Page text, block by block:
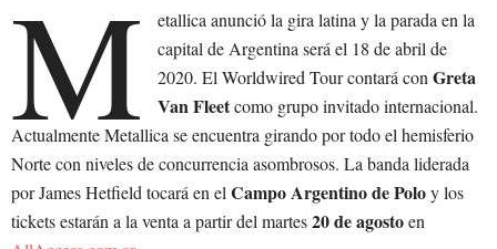
M
etallica anunció la gira latina y la parada en la
capital de Argentina será el 18 de abril de
2020. El Worldwired Tour contará conGreta
Van Fleetcomo grupo invitado internacional.
Actualmente Metallica se encuentra girando por todo el hemisferio
Norte con niveles de concurrencia asombrosos. La banda liderada
por James Hetfield tocará en el Campo Argentino de Poloy los
tickets estarán a la venta a partir del martes20 de agostoen